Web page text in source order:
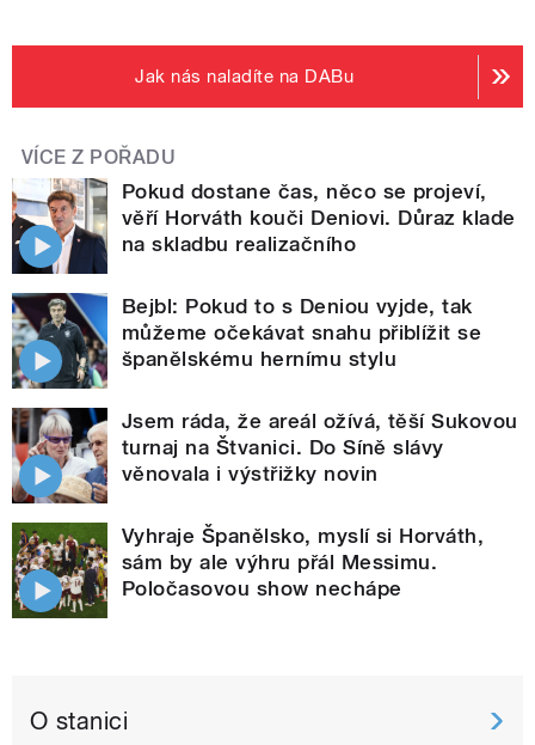
Jak nás naladíte na DABu
VÍCE Z POŘADU
Pokud dostane čas, něco se projeví,
věří Horváth kouči Deniovi. Důraz klade
na skladbu realizačního
Bejbl: Pokud to s Deniou vyjde, tak
můžeme očekávat snahu přiblížit se
španělskému hernímu stylu
Jsem ráda, že areál ožívá, těší Sukovou
turnaj na Štvanici. Do Síně slávy
věnovala i výstřižky novin
Vyhraje Španělsko, myslí si Horváth,
sám by ale výhru přál Messimu.
Poločasovou show nechápe
O stanici